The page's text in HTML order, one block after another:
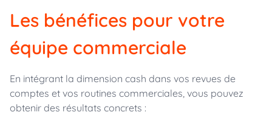
Les bénéfices pour votre
équipe commerciale
En intégrant la dimension cash dans vos revues de
comptes et vos routines commerciales, vous pouvez
obtenir des résultats concrets :